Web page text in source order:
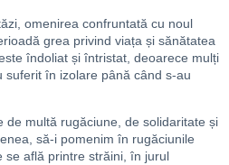
omenirea confruntată cu noul
grea privind viața și sănătatea
îndoliat și întristat, deoarece mulți
suferit în izolare până când s-au
de multă rugăciune, de solidaritate și
să-i pomenim în rugăciunile
se află printre străini, în jurul